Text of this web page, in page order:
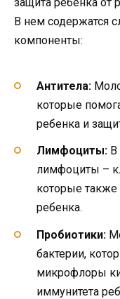
В нем содержатся
компоненты:
Антитела:
которые
ребенка и
Лимфоциты:
лимфоциты –
которые
ребенка.
Пробиотики:
бактерии,
микрофлоры
иммунитета